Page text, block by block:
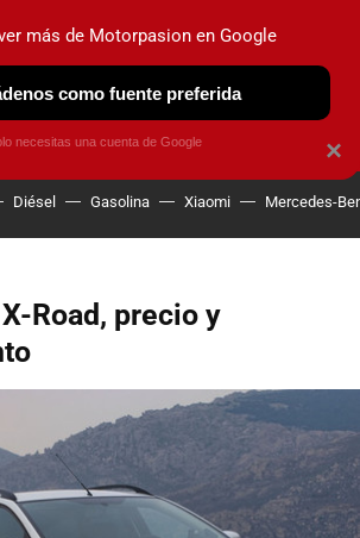
ELÉCTRICOS OBSERVATORIO
Diésel Gasolina Xiaomi Mercedes-
Road, precio y
×
más de Motorpasion en Google
como fuente preferida
necesitas una cuenta de Google